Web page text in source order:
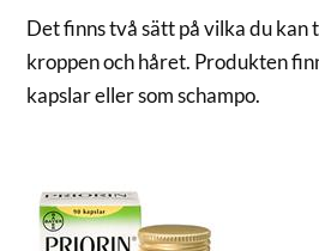
Det finns två sätt på vilka du
kroppen och håret. Produkten
kapslar eller som schampo.